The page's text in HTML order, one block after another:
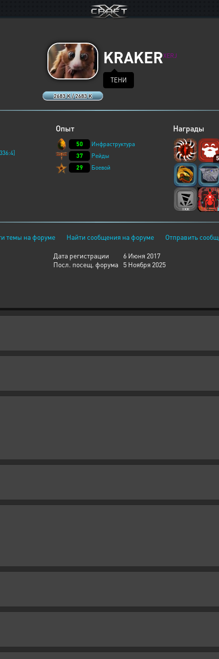
2683 K / 2683 K
KRAKERXERJ
ТЕНИ
Опыт
50
Инфраструктура
37
Рейды
29
Боевой
Награды
5
темы на форуме Найти сообщения на форуме Отправить
Дата регистрации
6 Июня 2017
Посл. посещ. форума
5 Ноября 2025